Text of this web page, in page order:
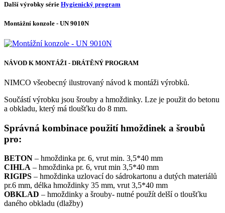
Další výrobky série Hygienický program
Montážní konzole - UN 9010N
NÁVOD K MONTÁŽI - DRÁTĚNÝ PROGRAM
NIMCO všeobecný ilustrovaný návod k montáži výrobků.
Součástí výrobku jsou šrouby a hmoždinky. Lze je použit do betonu
a obkladu, který má tloušťku do 8 mm.
Správná kombinace použití hmoždinek a šroubů
pro:
BETON – hmoždinka pr. 6, vrut min. 3,5*40 mm
CIHLA – hmoždinka pr. 6, vrut min 3,5*40 mm
RIGIPS – hmoždinka uzlovací do sádrokartonu a dutých materiálů
pr.6 mm, délka hmoždinky 35 mm, vrut 3,5*40 mm
OBKLAD – hmoždinky a šrouby- nutné použít delší o tloušťku
daného obkladu (dlažby)